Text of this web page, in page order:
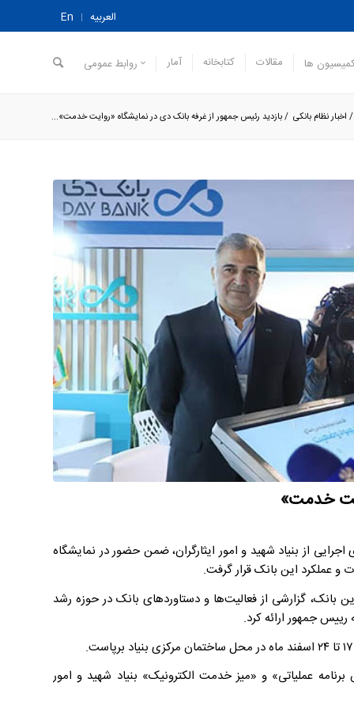
العربیه En
ها مقالات کتابخانه آمار روابط عمومی
/ اخبار نظام بانکی /بازدید رئیس جمهور از غرفه بانک دی در نمایشگاه «روایت خدمت»...
خدمت»
از بنیاد شهید و امور ایثارگران، ضمن حضور در نمایشگاه
و عملکرد این بانک قرار گرفت.
بانک، گزارشی از فعالیت‌ها و دستاوردهای بانک در حوزه رشد
جمهور ارائه کرد.
عملیاتی» و «میز خدمت الکترونیک» بنیاد شهید و امور